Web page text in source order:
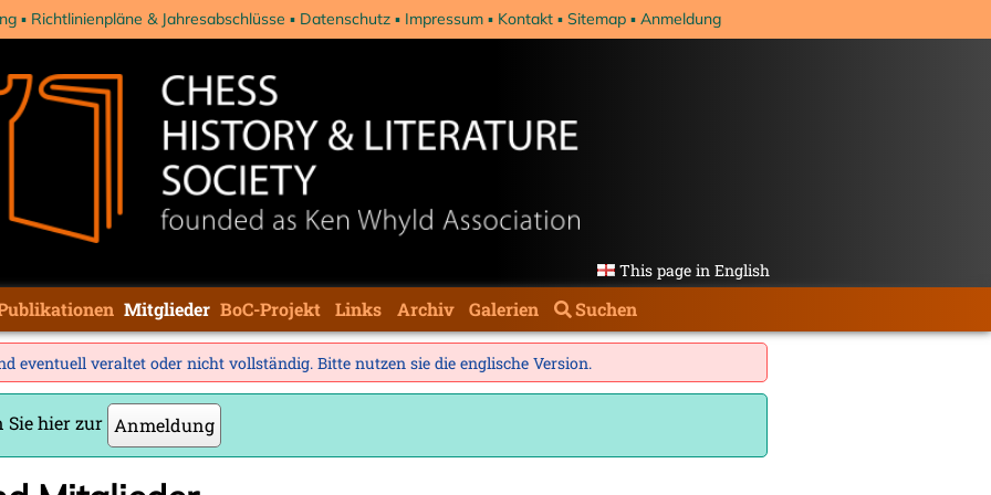
Richtlinienpläne & Jahresabschlüsse Datenschutz Impressum Kontakt Sitemap Anmeldung
This page in English
Mitglieder BoC-Projekt Links Archiv Galerien Suchen
eventuell veraltet oder nicht vollständig. Bitte nutzen sie die englische Version.
Sie hier zur Anmeldung